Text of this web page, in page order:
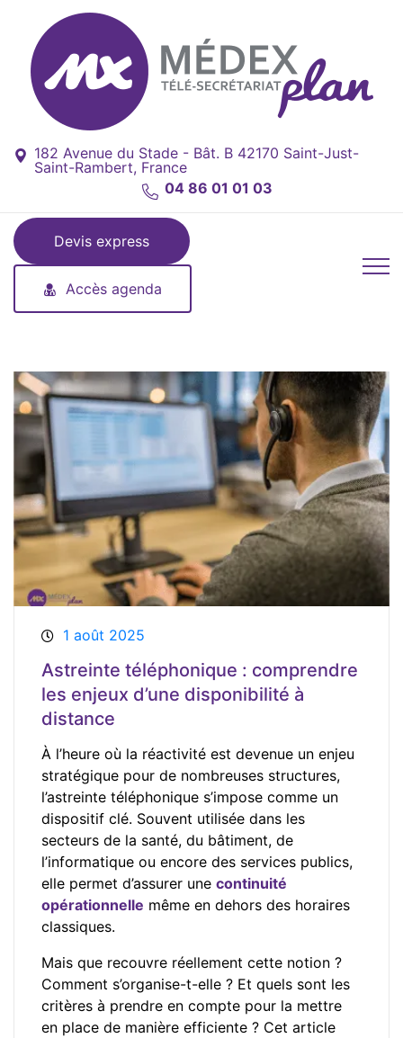
182 Avenue du Stade - Bât. B 42170 Saint-Just-
Saint-Rambert, France
04 86 01 01 03
Devis express
Accès agenda
1 août 2025
Astreinte téléphonique : comprendre
les enjeux d’une disponibilité à
distance
À l’heure où la réactivité est devenue un enjeu
stratégique pour de nombreuses structures,
l’astreinte téléphonique s’impose comme un
dispositif clé. Souvent utilisée dans les
secteurs de la santé, du bâtiment, de
l’informatique ou encore des services publics,
elle permet d’assurer une continuité
opérationnelle même en dehors des horaires
classiques.
Mais que recouvre réellement cette notion ?
Comment s’organise-t-elle ? Et quels sont les
critères à prendre en compte pour la mettre
en place de manière efficiente ? Cet article